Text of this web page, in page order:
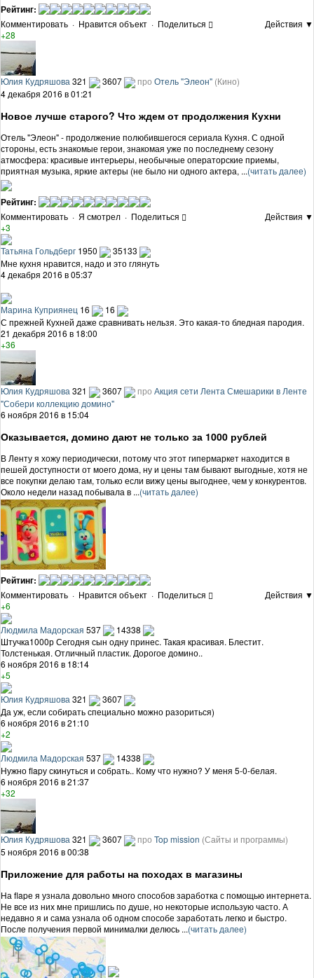
Рейтинг:
Комментировать · Нравится объект · Поделиться
Действия ▼
+28
Юлия Кудряшова 321 3607 про Отель "Элеон" (Кино)
4 декабря 2016 в 01:21
Новое лучше старого? Что ждем от продолжения Кухни
Отель "Элеон" - продолжение полюбившегося сериала Кухня. С одной
стороны, есть знакомые герои, знакомая уже по последнему сезону
атмосфера: красивые интерьеры, необычные операторские приемы,
приятная музыка, яркие актеры (не было ни одного актера, ...(читать далее)
Рейтинг:
Комментировать · Я смотрел · Поделиться
Действия ▼
+3
Татьяна Гольдберг 1950
35133
Мне кухня нравится, надо и это глянуть
4 декабря 2016 в 05:37
Марина Куприянец 16
16
С прежней Кухней даже сравнивать нельзя. Это какая-то бледная пародия.
21 декабря 2016 в 18:00
+36
Юлия Кудряшова 321 3607 про Акция сети Лента Смешарики в Ленте
"Собери коллекцию домино"
6 ноября 2016 в 15:04
Оказывается, домино дают не только за 1000 рублей
В Ленту я хожу периодически, потому что этот гипермаркет находится в
пешей доступности от моего дома, ну и цены там бывают выгодные, хотя не
все покупки делаю там, только если вижу цены выгоднее, чем у конкурентов.
Около недели назад побывала в ...(читать далее)
Рейтинг:
Комментировать · Нравится объект · Поделиться
Действия ▼
+6
Людмила Мадорская 537
14338
Штучка1000р Сегодня сын одну принес. Такая красивая. Блестит.
Толстенькая. Отличный пластик. Дорогое домино..
6 ноября 2016 в 18:14
+5
Юлия Кудряшова 321
3607
Да уж, если собирать специально можно разориться)
6 ноября 2016 в 21:10
+2
Людмила Мадорская 537
14338
Нужно flapу скинуться и собрать.. Кому что нужно? У меня 5-0-белая.
6 ноября 2016 в 21:37
+32
Юлия Кудряшова 321 3607 про Top mission (Сайты и программы)
5 ноября 2016 в 00:38
Приложение для работы на походах в магазины
На flapе я узнала довольно много способов заработка с помощью интернета.
Не все из них мне пришлись по душе, но некоторые использую часто. А
недавно я и сама узнала об одном способе заработать легко и быстро.
После получения первой минималки делюсь ...(читать далее)